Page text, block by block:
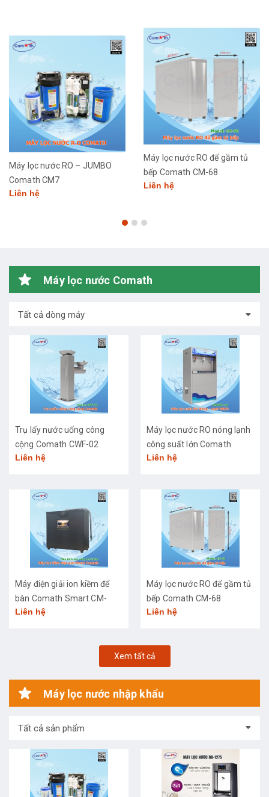
Máy lọc nước RO – JUMBO
Comath CM7
Liên hệ
Máy lọc nước RO để gầm tủ
bếp Comath CM-68
Liên hệ
Máy lọc nước Comath
Tất cả dòng máy
Trụ lấy nước uống công
cộng Comath CWF-02
Liên hệ
Máy lọc nước RO nóng lạnh
công suất lớn Comath
CM2681-50
Liên hệ
Máy điện giải ion kiềm để
bàn Comath Smart CM-
3668
Liên hệ
Máy lọc nước RO để gầm tủ
bếp Comath CM-68
Liên hệ
Xem tất cả
Máy lọc nước nhập khẩu
Tất cả sản phẩm